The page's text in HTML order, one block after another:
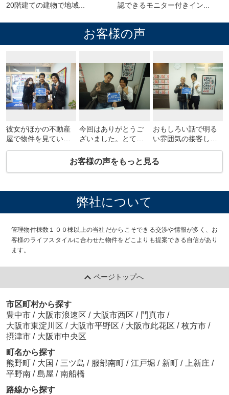
20階建ての建物で地域...
認できるモニター付きイン...
お客様の声
彼女がほかの不動産
屋で物件を見ていた
井さんにもっといい
今回はありがとうご
ざいました。とても
めちゃいました。地
域の情報やおいしい
おもしろい話で明る
い雰囲気の接客して
す。坂井さんがあの
情報を教えてくれな
お客様の声をもっと見る
弊社について
管理物件棟数１００棟以上の当社だからこそできる交渉や情報が多く、お
客様のライフスタイルに合わせた物件をどこよりも提案できる自信があり
ます。
ページトップへ
市区町村から探す
豊中市 / 大阪市浪速区 / 大阪市西区 / 門真市 /
大阪市東淀川区 / 大阪市平野区 / 大阪市此花区 / 枚方市 /
摂津市 / 大阪市中央区
町名から探す
熊野町 / 大国 / 三ツ島 / 服部南町 / 江戸堀 / 新町 / 上新庄 /
平野南 / 島屋 / 南船橋
路線から探す